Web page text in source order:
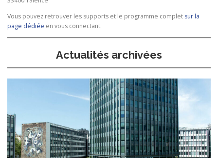
Vous pouvez retrouver les supports et le programme complet sur la
page dédiée en vous connectant.
Actualités archivées